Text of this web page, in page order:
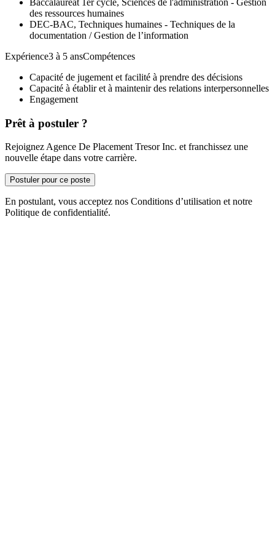
Baccalauréat 1er cycle, Sciences de l'administration - Gestion
des ressources humaines
DEC-BAC, Techniques humaines - Techniques de la
documentation / Gestion de l’information
Expérience3 à 5 ansCompétences
Capacité de jugement et facilité à prendre des décisions
Capacité à établir et à maintenir des relations interpersonnelles
Engagement
Prêt à postuler ?
Rejoignez Agence De Placement Tresor Inc. et franchissez une
nouvelle étape dans votre carrière.
Postuler pour ce poste
En postulant, vous acceptez nos Conditions d’utilisation et notre
Politique de confidentialité.